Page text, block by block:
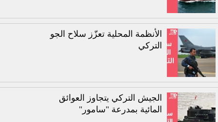
الأنظمة المحلية تعزّز سلاح الجو
التركي
الجيش التركي يتجاوز العوائق
المائية بمدرعة "سامور"